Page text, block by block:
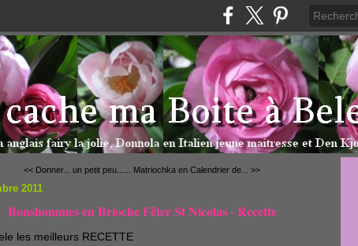
<< Donner... un petit peu...... Matriochka en Calendrier de... >>
2011
Bonshommes en Brioche Fêter St Nicolas - Recette